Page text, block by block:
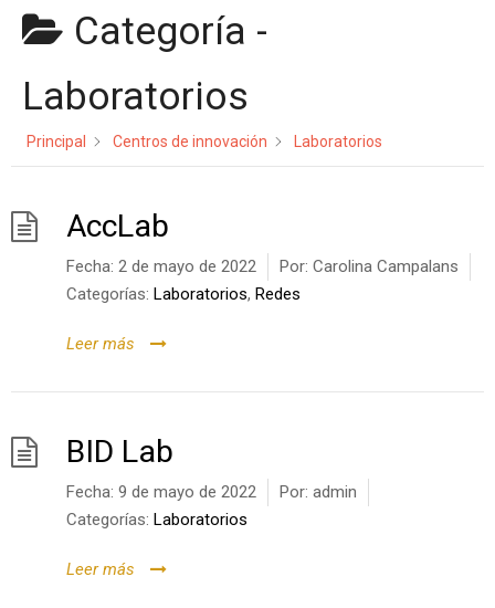
Categoría -
Laboratorios
Principal Centros de innovación Laboratorios
AccLab
Fecha: 2 de mayo de 2022 Por: Carolina Campalans
Categorías: Laboratorios, Redes
Leer más
BID Lab
Fecha: 9 de mayo de 2022 Por: admin
Categorías: Laboratorios
Leer más